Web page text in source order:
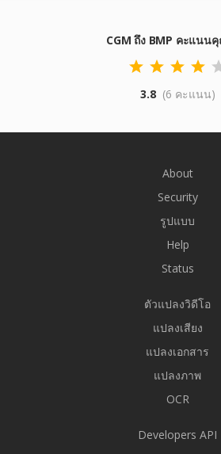
CGM ถึง BMP คะแนน
3.8 (6 คะแนน)
About
Security
รูปแบบ
Help
Status
ตัวแปลงวิดีโอ
แปลงเสียง
แปลงเอกสาร
แปลงภาพ
OCR
Developers API